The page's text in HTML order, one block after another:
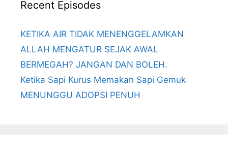
Recent Episodes
KETIKA AIR TIDAK MENENGGELAMKAN
ALLAH MENGATUR SEJAK AWAL
BERMEGAH? JANGAN DAN BOLEH.
Ketika Sapi Kurus Memakan Sapi Gemuk
MENUNGGU ADOPSI PENUH